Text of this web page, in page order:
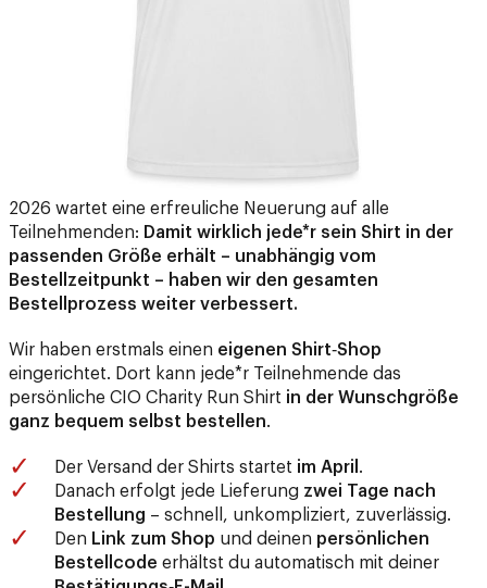
2026 wartet eine erfreuliche Neuerung auf alle
Teilnehmenden: Damit wirklich jede*r sein Shirt in der
passenden Größe erhält – unabhängig vom
Bestellzeitpunkt – haben wir den gesamten
Bestellprozess weiter verbessert.
Wir haben erstmals einen eigenen Shirt‑Shop
eingerichtet. Dort kann jede*r Teilnehmende das
persönliche CIO Charity Run Shirt in der Wunschgröße
ganz bequem selbst bestellen.
Der Versand der Shirts startet im April .
Danach erfolgt jede Lieferung zwei Tage nach
Bestellung – schnell, unkompliziert, zuverlässig.
Den Link zum Shop und deinen persönlichen
Bestellcode erhältst du automatisch mit deiner